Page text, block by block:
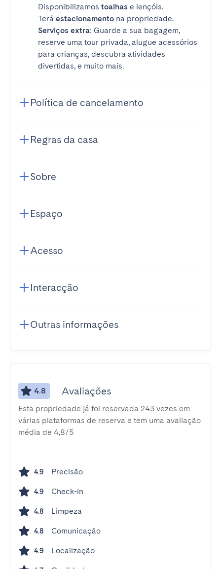
Disponibilizamos toalhas e lençóis.
Terá estacionamento na propriedade.
Serviços extra: Guarde a sua bagagem,
reserve uma tour privada, alugue acessórios
para crianças, descubra atividades
divertidas, e muito mais.
Política de cancelamento
Regras da casa
Sobre
Espaço
Acesso
Interacção
Outras informações
4.8 Avaliações
Esta propriedade já foi reservada 243 vezes em
várias plataformas de reserva e tem uma avaliação
média de 4,8/5
4.9 Precisão
4.9 Check-in
4.8 Limpeza
4.8 Comunicação
4.9 Localização